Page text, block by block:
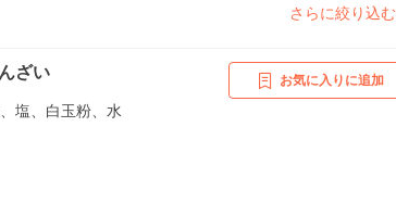
さらに絞り込む
ざい
塩、白玉粉、水
お気に入りに追加